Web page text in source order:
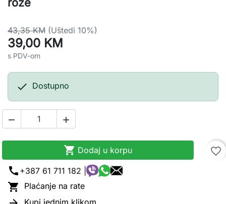
43,35 KM (Uštedi 10%)
39,00 KM
s PDV-om
 Dostupno
 
 Dodaj u korpu
favorite_border
call +387 61 711 182 |
 Plaćanje na rate